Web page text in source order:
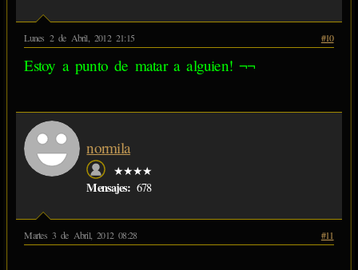
Lunes 2 de Abril, 2012 21:15 #10
Estoy a punto de matar a alguien! ¬¬
normila
★★★★
Mensajes: 678
Martes 3 de Abril, 2012 08:28 #11